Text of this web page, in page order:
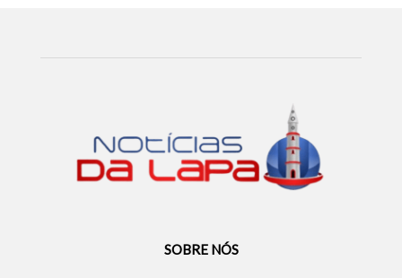
SOBRE NÓS